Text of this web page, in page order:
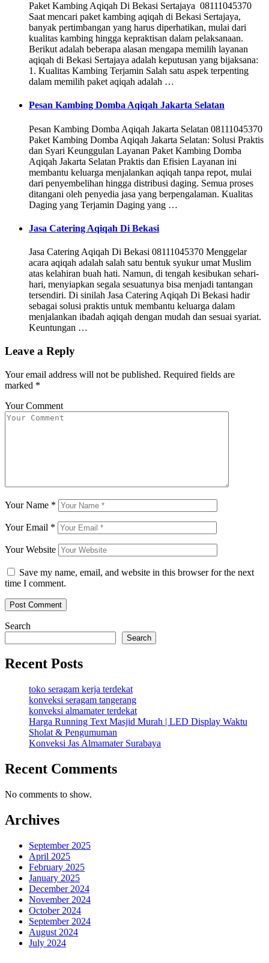
Paket Kambing Aqiqah Di Bekasi Sertajaya 08111045370
Saat mencari paket kambing aqiqah di Bekasi Sertajaya,
banyak pertimbangan yang harus diperhatikan, mulai dari
kualitas kambing hingga kepraktisan dalam pelaksanaan.
Berikut adalah beberapa alasan mengapa memilih layanan
aqiqah di Bekasi Sertajaya adalah keputusan yang bijaksana:
1. Kualitas Kambing Terjamin Salah satu aspek terpenting
dalam memilih paket aqiqah adalah …
Pesan Kambing Domba Aqiqah Jakarta Selatan
Pesan Kambing Domba Aqiqah Jakarta Selatan 08111045370
Paket Kambing Domba Aqiqah Jakarta Selatan: Solusi Praktis
dan Syari Keunggulan Layanan Paket Kambing Domba
Aqiqah Jakarta Selatan Praktis dan Efisien Layanan ini
membantu keluarga menjalankan aqiqah tanpa repot, mulai
dari penyembelihan hingga distribusi daging. Semua proses
ditangani oleh penyedia jasa yang berpengalaman. Kualitas
Daging yang Terjamin Daging yang …
Jasa Catering Aqiqah Di Bekasi
Jasa Catering Aqiqah Di Bekasi 08111045370 Menggelar
acara aqiqah adalah salah satu bentuk syukur umat Muslim
atas kelahiran buah hati. Namun, di tengah kesibukan sehari-
hari, menyiapkan segala sesuatunya bisa menjadi tantangan
tersendiri. Di sinilah Jasa Catering Aqiqah Di Bekasi hadir
sebagai solusi praktis untuk membantu keluarga dalam
menjalankan ibadah aqiqah dengan mudah dan sesuai syariat.
Keuntungan …
Leave a Reply
Your email address will not be published. Required fields are
marked *
Your Comment
Your Name *
Your Email *
Your Website
Save my name, email, and website in this browser for the next
time I comment.
Search
Search
Recent Posts
toko seragam kerja terdekat
konveksi seragam tangerang
konveksi almamater terdekat
Harga Running Text Masjid Murah | LED Display Waktu
Sholat & Pengumuman
Konveksi Jas Almamater Surabaya
Recent Comments
No comments to show.
Archives
September 2025
April 2025
February 2025
January 2025
December 2024
November 2024
October 2024
September 2024
August 2024
July 2024